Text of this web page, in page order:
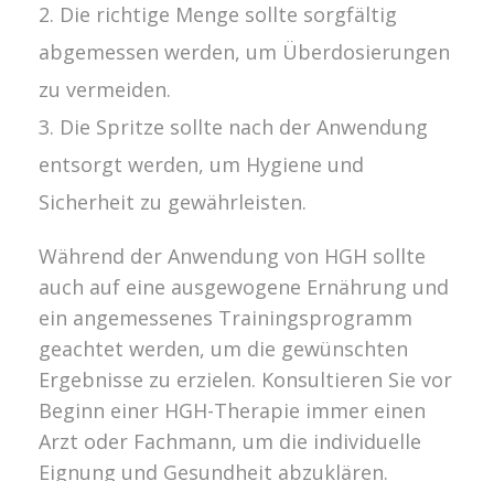
Die richtige Menge sollte sorgfältig
abgemessen werden, um Überdosierungen
zu vermeiden.
Die Spritze sollte nach der Anwendung
entsorgt werden, um Hygiene und
Sicherheit zu gewährleisten.
Während der Anwendung von HGH sollte
auch auf eine ausgewogene Ernährung und
ein angemessenes Trainingsprogramm
geachtet werden, um die gewünschten
Ergebnisse zu erzielen. Konsultieren Sie vor
Beginn einer HGH-Therapie immer einen
Arzt oder Fachmann, um die individuelle
Eignung und Gesundheit abzuklären.